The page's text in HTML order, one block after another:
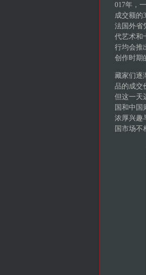
017年，
成交额的
法国外省
代艺术和
行均会推
创作时期
藏家们逐
品的成交
但这一天
国和中国
浓厚兴趣
国市场不